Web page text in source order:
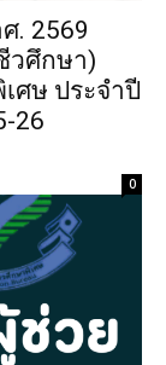
. 2569
วศึกษา)
ศษ ประจำปี
26
0